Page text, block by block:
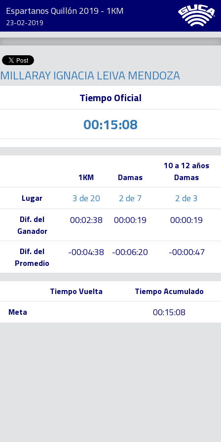
Espartanos Quillón 2019 - 1KM
23-02-2019
MILLARAY IGNACIA LEIVA MENDOZA
Tiempo Oficial
00:15:08
1KM Damas
10 a 12 años
Damas
Lugar
3 de 20 2 de 7 2 de 3
Dif. del
Ganador
00:02:38 00:00:19 00:00:19
Dif. del
Promedio
-00:04:38 -00:06:20 -00:00:47
Tiempo Vuelta
Tiempo Acumulado
Meta
00:15:08